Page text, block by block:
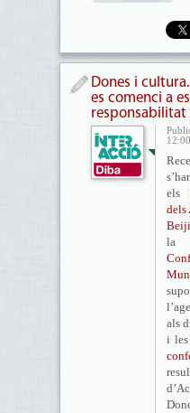
Dones i
es comenci a
responsabilitat
12:00
els
dels
la
als
i les